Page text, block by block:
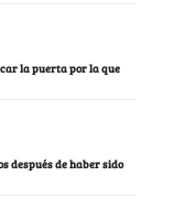
la puerta por la que
después de haber sido